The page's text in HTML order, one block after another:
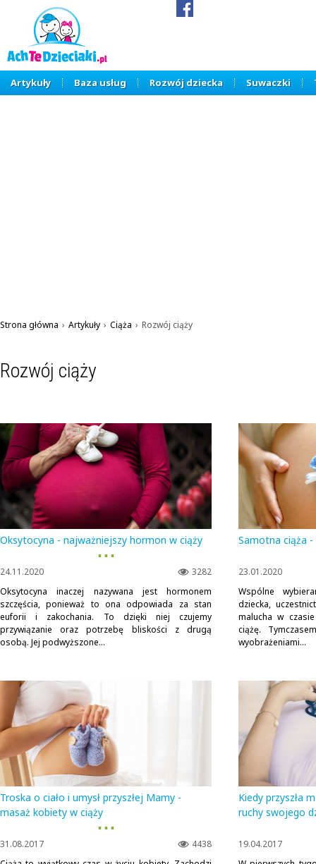
Artykuły Baza usług Rozwój dziecka Suwaczki
Strona główna › Artykuły › Ciąża › Rozwój ciąży
Rozwój ciąży
Oksytocyna - najważniejszy hormon w ciąży
▪ ▪ ▪
3282
24.11.2020
Oksytocyna inaczej nazywana jest hormonem
szczęścia, ponieważ to ona odpowiada za stan
euforii i zakochania. To dzięki niej czujemy
przywiązanie oraz potrzebę bliskości z drugą
osobą. Jej podwyższone...
Samotna ciąża
23.01.2020
Wspólne
dziecka,
malucha w
ciążę.
wyobrażeniami...
Troska o ciało i umysł przyszłej Mamy -
masaż kobiety w ciąży
▪ ▪ ▪
4438
31.08.2017
Kiedy przyszła
ruchy swojego
19.04.2017